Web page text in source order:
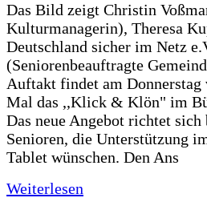
Das Bild zeigt Christin
Kulturmanagerin), Theresa
Deutschland sicher im Netz
(Seniorenbeauftragte
Auftakt findet am Donnerstag
Mal das ,,Klick & Klön" im
Das neue Angebot richtet sich
Senioren, die Unterstützung
Tablet wünschen. Den Ans
Weiterlesen